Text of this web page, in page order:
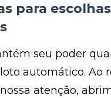
para escolhas
seu poder
automático. Ao
atenção,